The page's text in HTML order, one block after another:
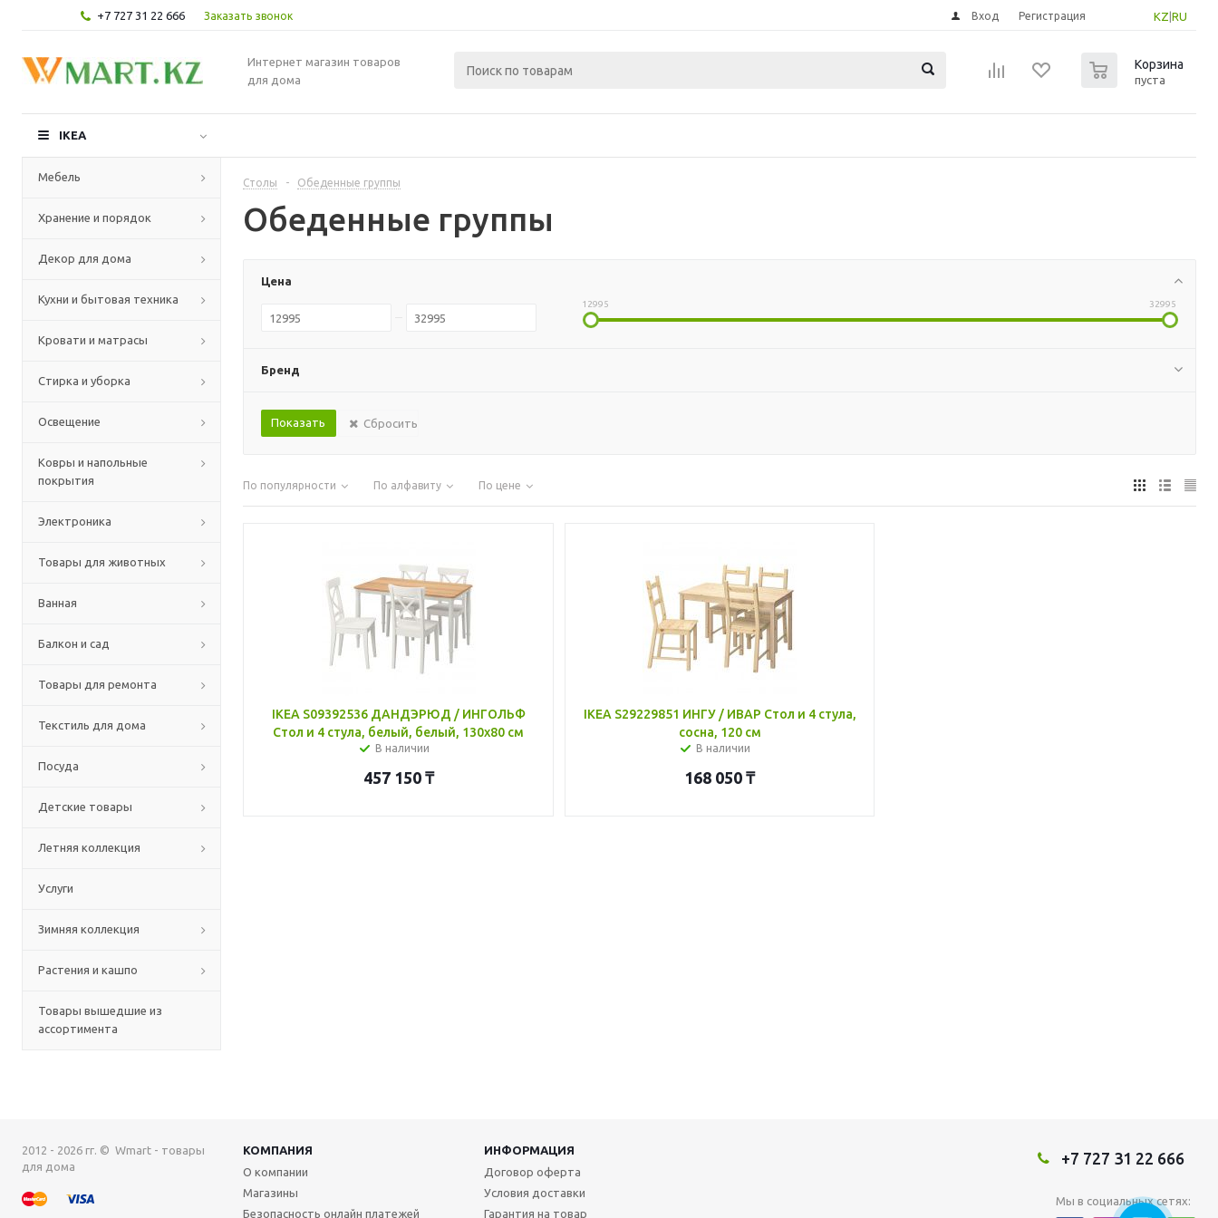
+7 727 31 22 666 Заказать звонок KZ RU
Вход Регистрация
Интернет магазин товаров
для дома
Корзина
пуста
IKEA
Мебель
Хранение и порядок
Декор для дома
Кухни и бытовая техника
Кровати и матрасы
Стирка и уборка
Освещение
Ковры и напольные
покрытия
Электроника
Товары для животных
Ванная
Балкон и сад
Товары для ремонта
Текстиль для дома
Посуда
Детские товары
Летняя коллекция
Услуги
Зимняя коллекция
Растения и кашпо
Товары вышедшие из
ассортимента
Столы - Обеденные группы
Обеденные группы
Цена
12995 32995
Бренд
Сбросить
По популярности По алфавиту По цене
IKEA S09392536 ДАНДЭРЮД / ИНГОЛЬФ
Стол и 4 стула, белый, белый, 130x80 см
В наличии
457 150₸
IKEA S29229851 ИНГУ / ИВАР Стол и 4 стула,
сосна, 120 см
В наличии
168 050 ₸
2012 - 2026 гг. © Wmart - товары
для дома
КОМПАНИЯ
ИНФОРМАЦИЯ
О компании
Магазины
Безопасность онлайн платежей
Договор оферта
Условия доставки
Гарантия на товар
+7 727 31 22 666
Мы в социальных сетях: